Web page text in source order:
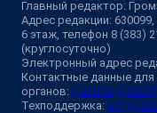
Главный редактор:
Адрес редакции:
6 этаж, телефон 8 (383)
(круглосуточно)
Электронный адрес
Контактные данные
органов:
Техподдержка: